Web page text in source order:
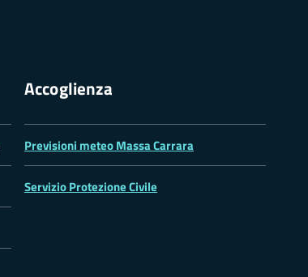
Accoglienza
Previsioni meteo Massa Carrara
Servizio Protezione Civile